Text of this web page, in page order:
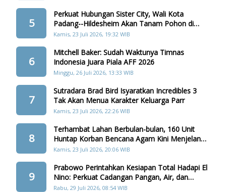
5
Perkuat Hubungan Sister City, Wali Kota
Padang--Hildesheim Akan Tanam Pohon di
Batang Arau
Kamis, 23 Juli 2026, 19:32 WIB
6
Mitchell Baker: Sudah Waktunya Timnas
Indonesia Juara Piala AFF 2026
Minggu, 26 Juli 2026, 13:33 WIB
7
Sutradara Brad Bird Isyaratkan Incredibles 3
Tak Akan Menua Karakter Keluarga Parr
Kamis, 23 Juli 2026, 22:26 WIB
8
Terhambat Lahan Berbulan-bulan, 160 Unit
Huntap Korban Bencana Agam Kini Menjelang
Realisasi
Kamis, 23 Juli 2026, 20:06 WIB
9
Prabowo Perintahkan Kesiapan Total Hadapi El
Nino: Perkuat Cadangan Pangan, Air, dan
Teknologi
Rabu, 29 Juli 2026, 08:54 WIB